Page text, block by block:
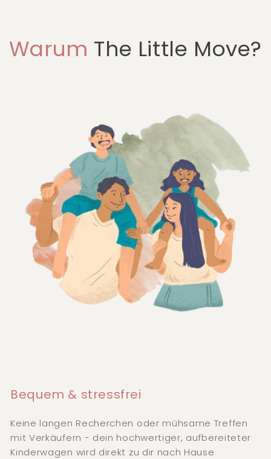
Warum The Little Move?
Bequem & stressfrei
Keine langen Recherchen oder mühsame Treffen
mit Verkäufern - dein hochwertiger, aufbereiteter
Kinderwagen wird direkt zu dir nach Hause